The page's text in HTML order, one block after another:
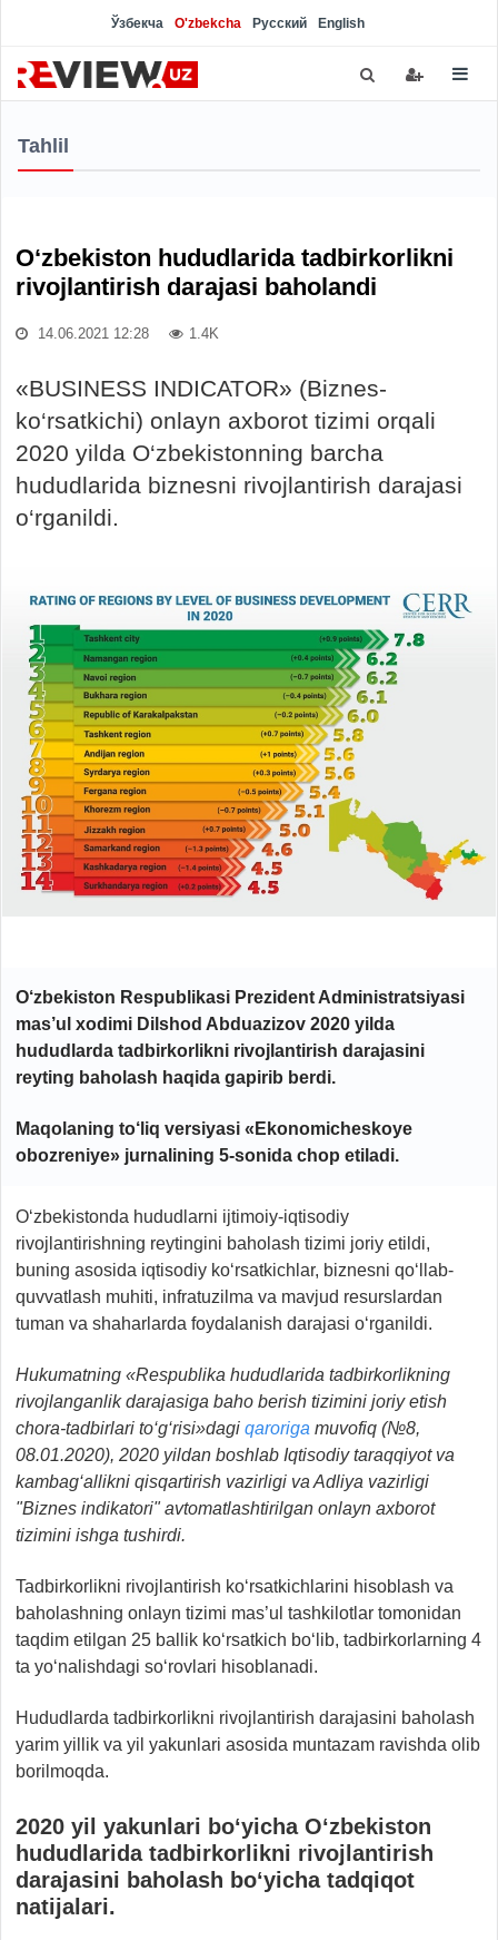
Ўзбекча O'zbekcha Русский English
Tahlil
O‘zbekiston hududlarida tadbirkorlikni
rivojlantirish darajasi baholandi
14.06.2021 12:28 1.4K
«BUSINESS INDICATOR» (Biznes-
ko‘rsatkichi) onlayn axborot tizimi orqali
2020 yilda O‘zbekistonning barcha
hududlarida biznesni rivojlantirish darajasi
o‘rganildi.
O‘zbekiston Respublikasi Prezident Administratsiyasi
mas’ul xodimi Dilshod Abduazizov 2020 yilda
hududlarda tadbirkorlikni rivojlantirish darajasini
reyting baholash haqida gapirib berdi.
Maqolaning to‘liq versiyasi «Ekonomicheskoye
obozreniye» jurnalining 5-sonida chop etiladi.
O‘zbekistonda hududlarni ijtimoiy-iqtisodiy
rivojlantirishning reytingini baholash tizimi joriy etildi,
buning asosida iqtisodiy ko‘rsatkichlar, biznesni qo‘llab-
quvvatlash muhiti, infratuzilma va mavjud resurslardan
tuman va shaharlarda foydalanish darajasi o‘rganildi.
Hukumatning «Respublika hududlarida tadbirkorlikning
rivojlanganlik darajasiga baho berish tizimini joriy etish
chora-tadbirlari to‘g‘risi»dagi qaroriga muvofiq (№8,
08.01.2020), 2020 yildan boshlab Iqtisodiy taraqqiyot va
kambag‘allikni qisqartirish vazirligi va Adliya vazirligi
"Biznes indikatori" avtomatlashtirilgan onlayn axborot
tizimini ishga tushirdi.
Tadbirkorlikni rivojlantirish ko‘rsatkichlarini hisoblash va
baholashning onlayn tizimi mas’ul tashkilotlar tomonidan
taqdim etilgan 25 ballik ko‘rsatkich bo‘lib, tadbirkorlarning 4
ta yo‘nalishdagi so‘rovlari hisoblanadi.
Hududlarda tadbirkorlikni rivojlantirish darajasini baholash
yarim yillik va yil yakunlari asosida muntazam ravishda olib
borilmoqda.
2020 yil yakunlari bo‘yicha O‘zbekiston
hududlarida tadbirkorlikni rivojlantirish
darajasini baholash bo‘yicha tadqiqot
natijalari.